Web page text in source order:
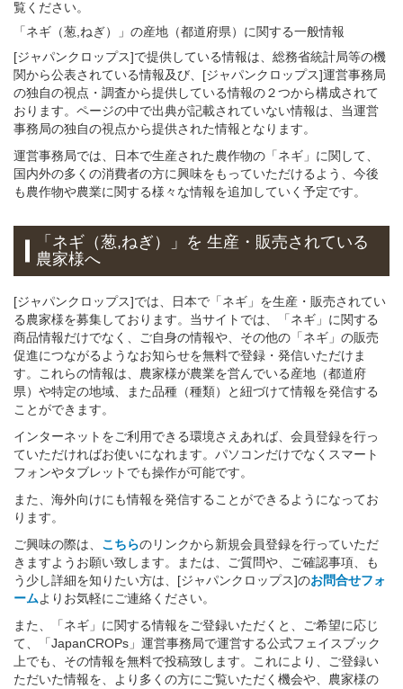
覧ください。
「ネギ（葱,ねぎ）」 の産地（都道府県）に関する一般情報
[ジャパンクロップス]で提供している情報は、総務省統計局等の機
関から公表されている情報及び、[ジャパンクロップス]運営事務局
の独自の視点・調査から提供している情報の２つから構成されて
おります。ページの中で出典が記載されていない情報は、当運営
事務局の独自の視点から提供された情報となります。
運営事務局では、日本で生産された農作物の「ネギ」に関して、
国内外の多くの消費者の方に興味をもっていただけるよう、今後
も農作物や農業に関する様々な情報を追加していく予定です。
「ネギ（葱,ねぎ）」 を 生産・販売されている
農家様へ
[ジャパンクロップス]では、日本で「ネギ」を生産・販売されてい
る農家様を募集しております。当サイトでは、「ネギ」に関する
商品情報だけでなく、ご自身の情報や、その他の「ネギ」の販売
促進につながるようなお知らせを無料で登録・発信いただけま
す。これらの情報は、農家様が農業を営んでいる産地（都道府
県）や特定の地域、また品種（種類）と紐づけて情報を発信する
ことができます。
インターネットをご利用できる環境さえあれば、会員登録を行っ
ていただければお使いになれます。パソコンだけでなくスマート
フォンやタブレットでも操作が可能です。
また、海外向けにも情報を発信することができるようになってお
ります。
ご興味の際は、 こちらのリンクから新規会員登録を行っていただ
きますようお願い致します。または、ご質問や、ご確認事項、も
う少し詳細を知りたい方は、[ジャパンクロップス]のお問合せフォ
ームよりお気軽にご連絡ください。
また、「ネギ」に関する情報をご登録いただくと、ご希望に応じ
て、「JapanCROPs」運営事務局で運営する公式フェイスブック
上でも、その情報を無料で投稿致します。これにより、ご登録い
ただいた情報を、より多くの方にご覧いただく機会や、農家様の